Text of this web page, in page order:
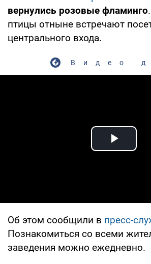
вернулись розовые фламинго
птицы отныне встречают
центрального входа.
Видео
Play
Об этом сообщили в пресс-
Познакомиться со всеми
заведения можно ежедневно.